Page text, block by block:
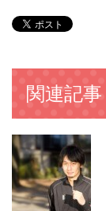
関連記事